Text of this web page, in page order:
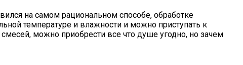
на самом рациональном способе, обработке
температуре и влажности и можно приступать к
можно приобрести все что душе угодно, но зачем